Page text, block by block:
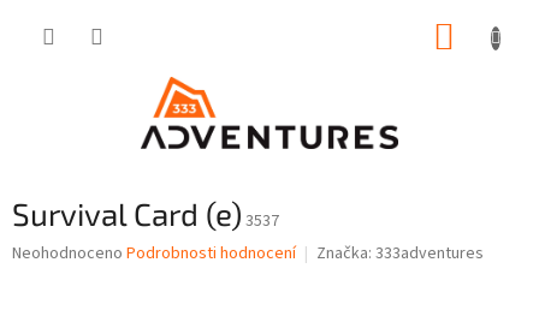
Survival Card (e) 3537
Průměrné
Neohodnoceno Podrobnosti hodnocení Značka: 333adventures